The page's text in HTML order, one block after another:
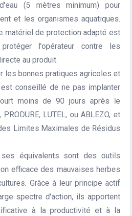
(5 mètres minimum) pour
et les organismes aquatiques.
matériel de protection adapté est
l'opérateur contre les
au produit.
les bonnes pratiques agricoles et
conseillé de ne pas implanter
moins de 90 jours après le
LUTEL, ou ABLEZO, et
Limites Maximales de Résidus
équivalents sont des outils
efficace des mauvaises herbes
Grâce à leur principe actif
spectre d'action, ils apportent
à la productivité et à la